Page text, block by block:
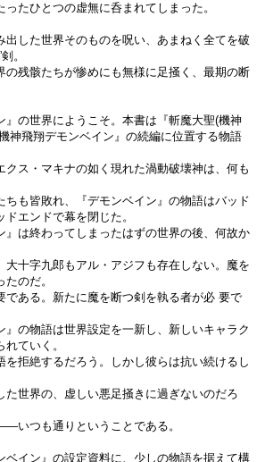
たひとつの虚無に呑まれてしまった。
出した世界そのものを呪い、あまねく全てを破
。
の残骸たちが惨めにも無様に足掻く、最期の断
』の世界にようこそ。本書は『斬魔大聖(機神
神飛翔デモンベイン』の続編に位置する物語
クス・マキナの如く現れた渦動破壊神は、何も
ちも皆敗れ、『デモンベイン』の物語はバッド
エンドで幕を閉じた。
』は終わってしまったはずの世界の後、何故か
大十字九郎もアル・アジフも存在しない。魔を
のだ。
である。新たに魔を断つ剣を執る者が必 要で
』の物語は世界設定を一新し、新しいキャラク
ていく。
を拒絶するだろう。しかし彼らは抗い続けるし
た世界の、虚しい悪足掻きに過ぎないのだろ
いつも通りということである。
ベイン』の設定資料に、少しの物語を据えて構